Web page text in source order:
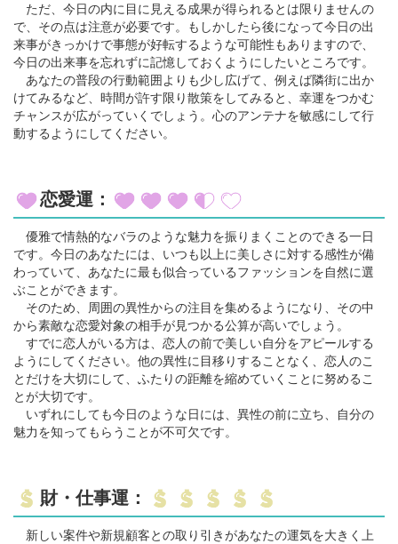
ただ、今日の内に目に見える成果が得られるとは限りませんの
で、その点は注意が必要です。もしかしたら後になって今日の出
来事がきっかけで事態が好転するような可能性もありますので、
今日の出来事を忘れずに記憶しておくようにしたいところです。
あなたの普段の行動範囲よりも少し広げて、例えば隣街に出か
けてみるなど、時間が許す限り散策をしてみると、幸運をつかむ
チャンスが広がっていくでしょう。心のアンテナを敏感にして行
動するようにしてください。
恋愛運：
優雅で情熱的なバラのような魅力を振りまくことのできる一日
です。今日のあなたには、いつも以上に美しさに対する感性が備
わっていて、あなたに最も似合っているファッションを自然に選
ぶことができます。
そのため、周囲の異性からの注目を集めるようになり、その中
から素敵な恋愛対象の相手が見つかる公算が高いでしょう。
すでに恋人がいる方は、恋人の前で美しい自分をアピールする
ようにしてください。他の異性に目移りすることなく、恋人のこ
とだけを大切にして、ふたりの距離を縮めていくことに努めるこ
とが大切です。
いずれにしても今日のような日には、異性の前に立ち、自分の
魅力を知ってもらうことが不可欠です。
財・仕事運：
新しい案件や新規顧客との取り引きがあなたの運気を大きく上